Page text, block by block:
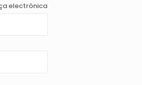
electrònica